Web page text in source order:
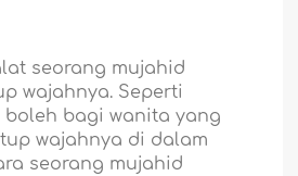
seorang mujahid
wajahnya. Seperti
bagi wanita yang
wajahnya di dalam
seorang mujahid